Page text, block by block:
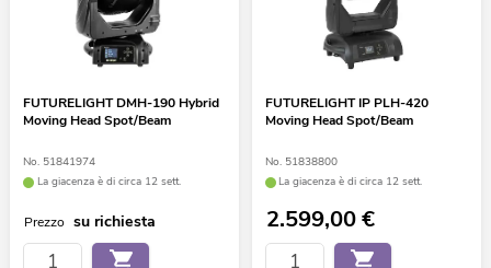
FUTURELIGHT DMH-190 Hybrid
Moving Head Spot/Beam
No. 51841974
La giacenza è di circa 12 sett.
Prezzo su richiesta
FUTURELIGHT IP PLH-420
Moving Head Spot/Beam
No. 51838800
La giacenza è di circa 12 sett.
2.599,00€